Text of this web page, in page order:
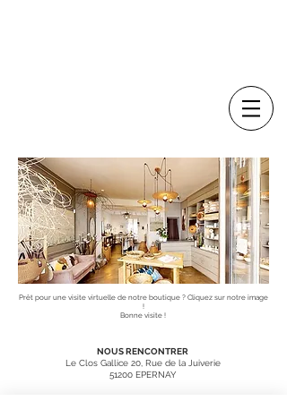
Prêt pour une visite virtuelle de notre boutique ? Cliquez sur notre image
!
Bonne visite !
NOUS RENCONTRER
Le Clos Gallice 20, Rue de la Juiverie
51200 EPERNAY